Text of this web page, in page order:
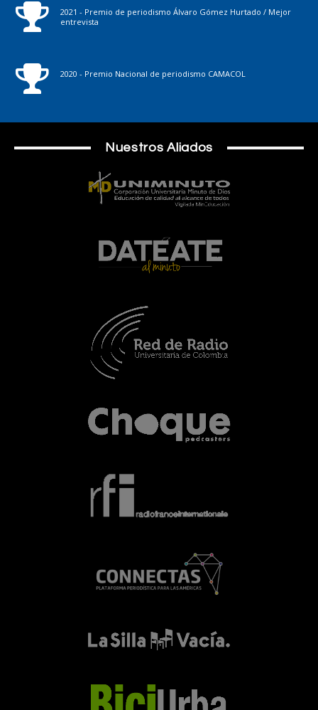
2021 - Premio de periodismo Álvaro Gómez Hurtado / Mejor
entrevista
2020 - Premio Nacional de periodismo CAMACOL
Nuestros Aliados